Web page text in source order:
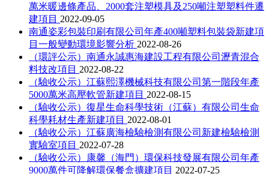
萬米暖邊條產品、2000套注塑模具及250噸注塑塑料件遷
建項目 2022-09-05
南通姿彩包裝印刷有限公司年產400噸塑料包裝袋新建項
目一般變動環境影響分析 2022-08-26
（環評公示）南通永誠惠海建設工程有限公司瀝青混合
料技改項目 2022-08-22
（驗收公示）江蘇熙澤機械科技有限公司第一階段年產
5000萬米高壓軟管新建項目 2022-08-15
（驗收公示）復星生命科學技術（江蘇）有限公司生命
科學耗材生產新建項目 2022-08-01
（驗收公示）江蘇廣海檢驗檢測有限公司新建檢驗檢測
實驗室項目 2022-07-28
（驗收公示）康馨（海門）環保科技發展有限公司年產
9000萬件可降解環保餐盒擴建項目 2022-07-25